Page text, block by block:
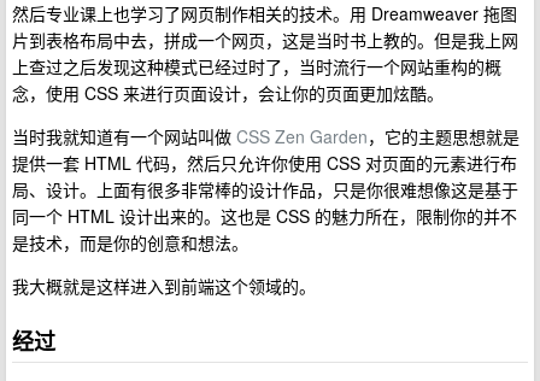
然后专业课上也学习了网页制作相关的技术。用 Dreamweaver 拖图
片到表格布局中去，拼成一个网页，这是当时书上教的。但是我上网
上查过之后发现这种模式已经过时了，当时流行一个网站重构的概
念，使用 CSS 来进行页面设计，会让你的页面更加炫酷。
当时我就知道有一个网站叫做 CSS Zen Garden，它的主题思想就是
提供一套 HTML 代码，然后只允许你使用 CSS 对页面的元素进行布
局、设计。上面有很多非常棒的设计作品，只是你很难想像这是基于
同一个 HTML 设计出来的。这也是 CSS 的魅力所在，限制你的并不
是技术，而是你的创意和想法。
我大概就是这样进入到前端这个领域的。
经过